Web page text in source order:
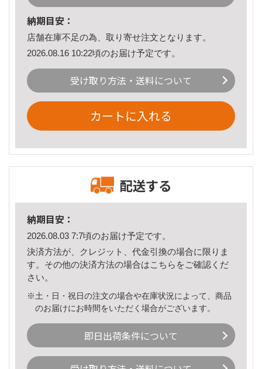
納期目安：
店舗在庫不足の為、取り寄せ注文となります。
2026.08.16 10:22頃のお届け予定です。
受け取り方法・送料について
カートに入れる
配送する
納期目安：
2026.08.03 7:7頃のお届け予定です。
決済方法が、クレジット、代金引換の場合に限りま
す。その他の決済方法の場合はこちら をご確認くだ
さい。
※土・日・祝日の注文の場合や在庫状況によって、商品
のお届けにお時間をいただく場合がございます。
即日出荷条件について